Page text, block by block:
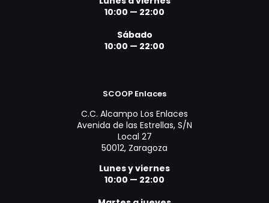
10:00 — 22:00
Sábado
10:00 — 22:00
SCOOP Enlaces
C.C. Alcampo Los Enlaces
Avenida de las Estrellas, S/N
Local 27
50012, Zaragoza
Lunes y viernes
10:00 — 22:00